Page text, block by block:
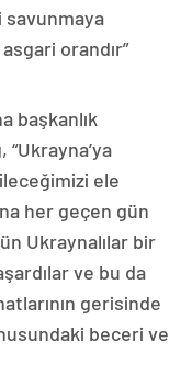
savunmaya
orandır”
başkanlık
ele
her geçen gün
Ukraynalılar bir
ve bu da
gerisinde
beceri ve